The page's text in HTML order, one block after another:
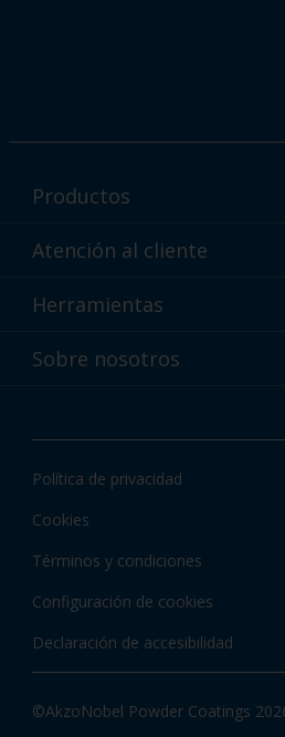
Productos
Productos de pintura en polvo
Selección de color de pinturas en
Atención al cliente
Asistencia técnica y soporte
Atención al cliente global
Herramientas
Herramientas Interpon
Información local y certificaciones
Sobre nosotros
Noticias e ideas
Política de privacidad
Cookies
Términos y condiciones
Configuración de cookies
Declaración de accesibilidad
©AkzoNobel Powder Coatings